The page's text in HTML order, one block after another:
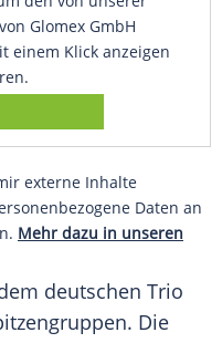
Glomex GmbH
einem Klick anzeigen
externe Inhalte
Daten an
Mehr dazu in unseren
deutschen Trio
Die